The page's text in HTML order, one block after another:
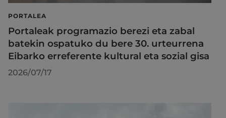
PORTALEA
Portaleak programazio berezi eta zabal
batekin ospatuko du bere 30. urteurrena
Eibarko erreferente kultural eta sozial gisa
2026/07/17